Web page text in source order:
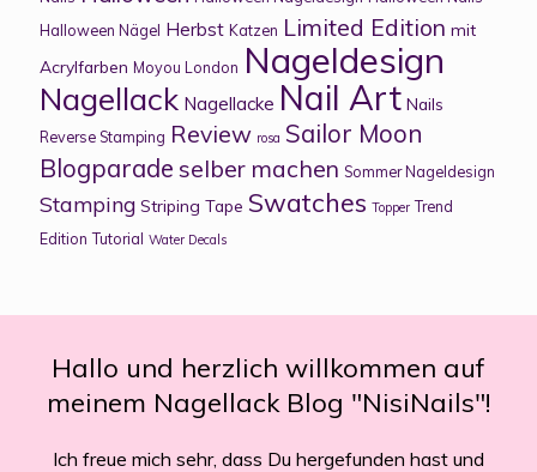
Halloween Nägel Herbst Katzen Limited Edition mit
Acrylfarben Moyou London Nageldesign
Nagellack Nagellacke Nail Art Nails
Reverse Stamping Review rosa Sailor Moon
Blogparade selber machen Sommer Nageldesign
Stamping Striping Tape Swatches Topper Trend
Edition Tutorial Water Decals
Hallo und herzlich willkommen auf
meinem Nagellack Blog "NisiNails"!
Ich freue mich sehr, dass Du hergefunden hast und